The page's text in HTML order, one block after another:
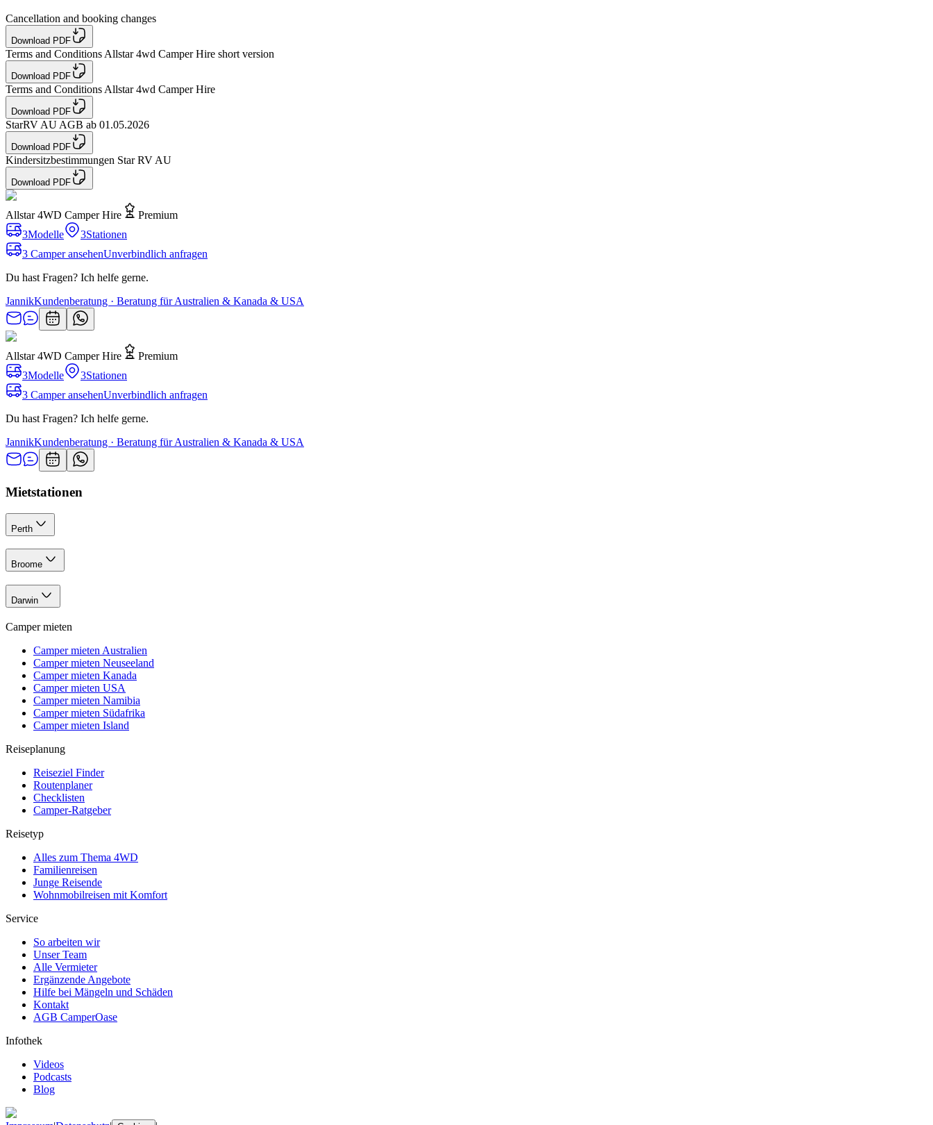
Cancellation and booking changes
Download PDF
Terms and Conditions Allstar 4wd Camper Hire short version
Download PDF
Terms and Conditions Allstar 4wd Camper Hire
Download PDF
StarRV AU AGB ab 01.05.2026
Download PDF
Kindersitzbestimmungen Star RV AU
Download PDF
Allstar 4WD Camper Hire
Premium
3Modelle 3Stationen
3 Camper ansehenUnverbindlich anfragen
Du hast Fragen? Ich helfe gerne.
JannikKundenberatung · Beratung für Australien & Kanada & USA
Allstar 4WD Camper Hire
Premium
3Modelle 3Stationen
3 Camper ansehenUnverbindlich anfragen
Du hast Fragen? Ich helfe gerne.
JannikKundenberatung · Beratung für Australien & Kanada & USA
Mietstationen
Perth
Broome
Darwin
Camper mieten
Camper mieten Australien
Camper mieten Neuseeland
Camper mieten Kanada
Camper mieten USA
Camper mieten Namibia
Camper mieten Südafrika
Camper mieten Island
Reiseplanung
Reiseziel Finder
Routenplaner
Checklisten
Camper-Ratgeber
Reisetyp
Alles zum Thema 4WD
Familienreisen
Junge Reisende
Wohnmobilreisen mit Komfort
Service
So arbeiten wir
Unser Team
Alle Vermieter
Ergänzende Angebote
Hilfe bei Mängeln und Schäden
Kontakt
AGB CamperOase
Infothek
Videos
Podcasts
Blog